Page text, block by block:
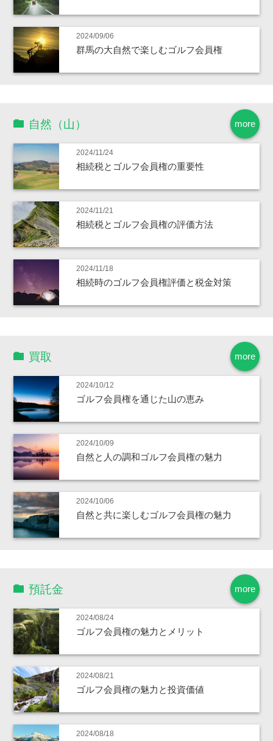
2024/09/06
群馬の大自然で楽しむゴルフ会員権
more
自然（山）
2024/11/24
相続税とゴルフ会員権の重要性
2024/11/21
相続税とゴルフ会員権の評価方法
2024/11/18
相続時のゴルフ会員権評価と税金対策
more
買取
2024/10/12
ゴルフ会員権を通じた山の恵み
2024/10/09
自然と人の調和ゴルフ会員権の魅力
2024/10/06
自然と共に楽しむゴルフ会員権の魅力
more
預託金
2024/08/24
ゴルフ会員権の魅力とメリット
2024/08/21
ゴルフ会員権の魅力と投資価値
2024/08/18